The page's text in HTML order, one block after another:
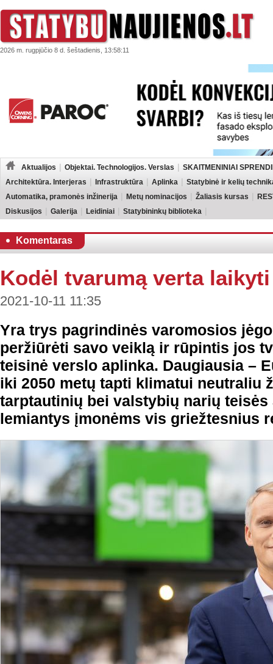
2026 m. rugpjūčio 8 d. šeštadienis, 13:58:11
Aktualijos Objektai. Technologijos. Verslas
SKAITMENINIAI
Architektūra. Interjeras
Infrastruktūra Aplinka
Statybinė ir kelių
Automatika, pramonės inžinerija
Metų nominacijos Žaliasis kursas
Diskusijos
Galerija Leidiniai Statybininkų biblioteka
Komentaras
Kodėl tvarumą verta
2021-10-11 11:35
Yra trys pagrindinės varomosios
peržiūrėti savo veiklą ir rūpintis jos
teisinė verslo aplinka. Daugiausia –
iki 2050 metų tapti klimatui neutraliu
tarptautinių bei valstybių narių teisės
lemiantys įmonėms vis griežtesnius